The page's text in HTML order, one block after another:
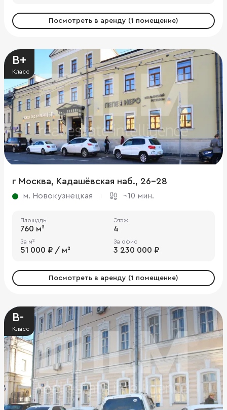
Посмотреть в аренду (1 помещение)
B+
Класс
г Москва, Кадашёвская наб., 26-28
м. Новокузнецкая ~10 мин.
Площадь
760 м²
Этаж
4
За м²
51 000 ₽ / м²
За офис
3 230 000 ₽
Посмотреть в аренду (1 помещение)
B-
Класс